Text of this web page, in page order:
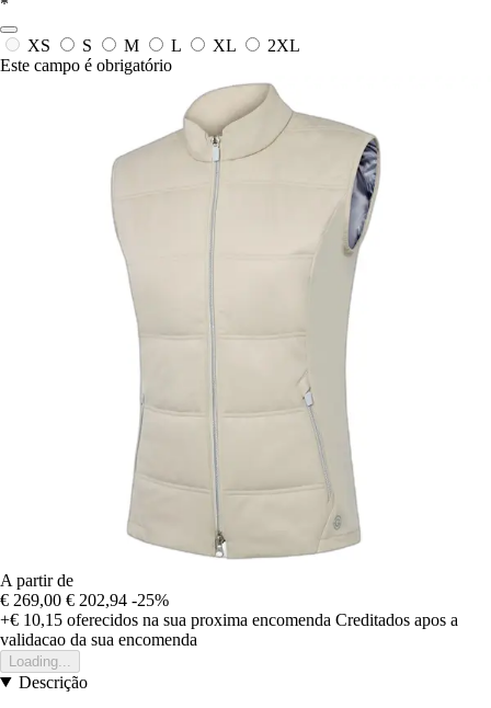
XS S M L XL
2XL
Este campo é obrigatório
A partir de
€ 269,00 € 202,94 -25%
+€ 10,15 oferecidos na sua proxima encomenda Creditados apos a
validacao da sua encomenda
Loading...
Descrição